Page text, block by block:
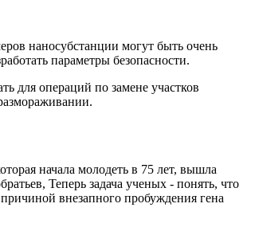
наносубстанции могут быть очень
параметры безопасности.
для операций по замене участков
начала молодеть в 75 лет, вышла
Теперь задача ученых - понять, что
внезапного пробуждения гена